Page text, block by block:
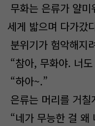
무화는 은류가 얄
세게 밟으며 다가갔
분위기가 험악해지
“참아, 무화야. 너
“하아~.”
은류는 머리를 거칠
“네가 무능한 걸 왜